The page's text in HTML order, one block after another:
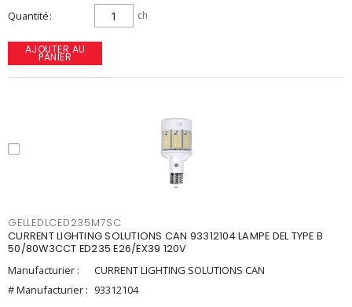
Quantité ch
AJOUTER AU
PANIER
GELLEDLCED235M7SC
CURRENT LIGHTING SOLUTIONS CAN 93312104 LAMPE DEL TYPE B
50/80W3CCT ED235 E26/EX39 120V
Manufacturier :
CURRENT LIGHTING SOLUTIONS CAN
# Manufacturier : 93312104